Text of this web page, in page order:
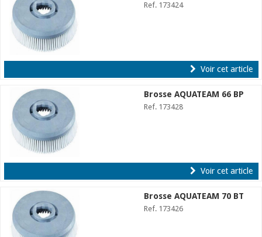
Ref. 173424
Voir cet article
Brosse AQUATEAM 66 BP
Ref. 173428
Voir cet article
Brosse AQUATEAM 70 BT
Ref. 173426